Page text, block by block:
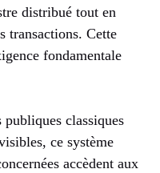
distribué tout en
transactions. Cette
fondamentale
classiques
ce système
accèdent aux